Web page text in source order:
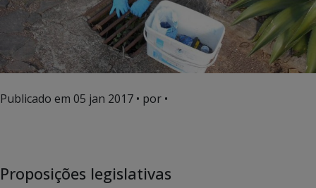
Publicado em 05 jan 2017 • por •
Proposições legislativas